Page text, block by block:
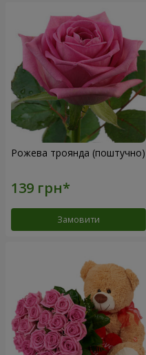
Рожева троянда (поштучно)
Замовити